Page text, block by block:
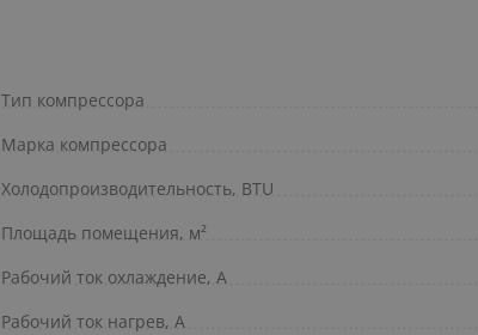
Тип компрессора
Марка компрессора
Холодопроизводительность, BTU
Площадь помещения, м²
Рабочий ток охлаждение, А
Рабочий ток нагрев, А